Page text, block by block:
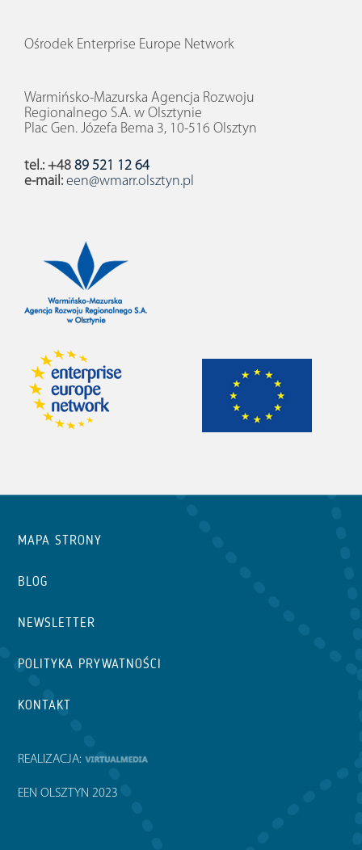
Ośrodek Enterprise Europe Network
Warmińsko-Mazurska Agencja Rozwoju
Regionalnego S.A. w Olsztynie
Plac Gen. Józefa Bema 3, 10-516 Olsztyn
tel.: +48 89 521 12 64
e-mail: een@wmarr.olsztyn.pl
MAPA STRONY
BLOG
NEWSLETTER
POLITYKA PRYWATNOŚCI
KONTAKT
REALIZACJA:
EEN OLSZTYN 2023